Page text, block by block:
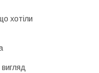
хотіли